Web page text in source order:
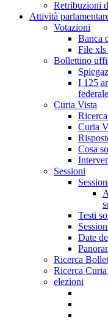
Retribuzioni
Attività
Votazioni
Banca
File xls
Bollettino
I 125
federale
Curia Vista
Curia
Cosa
Sessioni
Testi
Date
Ricerca
Ricerca
elezioni